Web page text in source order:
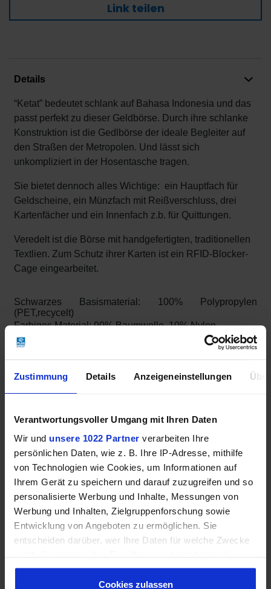
Zustimmung Details Anzeigeneinstellungen
Verantwortungsvoller Umgang mit Ihren Daten
Wir und unsere 1022 Partner verarbeiten Ihre
persönlichen Daten, wie z. B. Ihre IP-Adresse, mithilfe
von Technologien wie Cookies, um Informationen auf
Ihrem Gerät zu speichern und darauf zuzugreifen und so
personalisierte Werbung und Inhalte, Messungen von
Werbung und Inhalten, Zielgruppenforschung sowie
Entwicklung von Angeboten zu ermöglichen. Sie
entscheiden darüber, wer Ihre Daten für welche Zwecke
Cookie-Erklärung oder durch Klicken auf das Privacy
Trigger Symbol ändern oder widerrufen
Cookies zulassen
Link teilen
Details
“Ketat” bedeutet schlank auf Bahasa Indonesia und das
passt perfekt zu dieser Geldbörse. Durch ihre schlanke
Konstruktion ist die Gedlbörse der ideale Begleiter auf
den Straßen der Metropolen. Und lässt sich
unkompliziert in der Hosentasche tragen.
Sie bietet dennoch alles Wichtige: ein Hauptfach für
Geldscheine, ein Münzfach mit Reißverschluss, drei
Kartenfächer und ein Innenfach z.b. für Quittungen.
Veredelt ist die Börse mit handgefertigten, traditionellen
Textlien. Zum Schutz ihrer Karten ist ein RFID-Blocker-
Cage eingearbeitet.
Schwarzes Basismaterial: 100% Polypropylen
(PET,recycelt)
Farbiges Material: 90% Baumwolle, 10% Nylon
12 x 9,5 x 0,5 cm, 40 g
schwarz: Außen Schwarz mit buntem Stoff innen
Handgemacht und Fair Trade aus Indonesien/Guatemala/ Vietnam
Weitere Informationen